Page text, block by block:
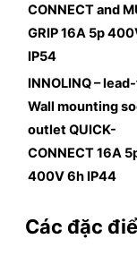
CONNECT and
GRIP 16A 5p
IP54
INNOLINQ –
Wall mounting
outlet QUICK-
CONNECT 16A
400V 6h IP44
Các đặc